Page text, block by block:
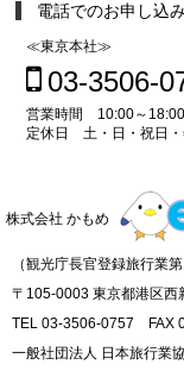
電話でのお申し込
≪東京本社≫
03-3506-
営業時間 10:00～18:00
定休日 土・日・祝日・
株式会社 かもめ
（観光庁長官登録旅行業第
〒105-0003 東京都港区西
TEL 03-3506-0757 FAX
一般社団法人 日本旅行業